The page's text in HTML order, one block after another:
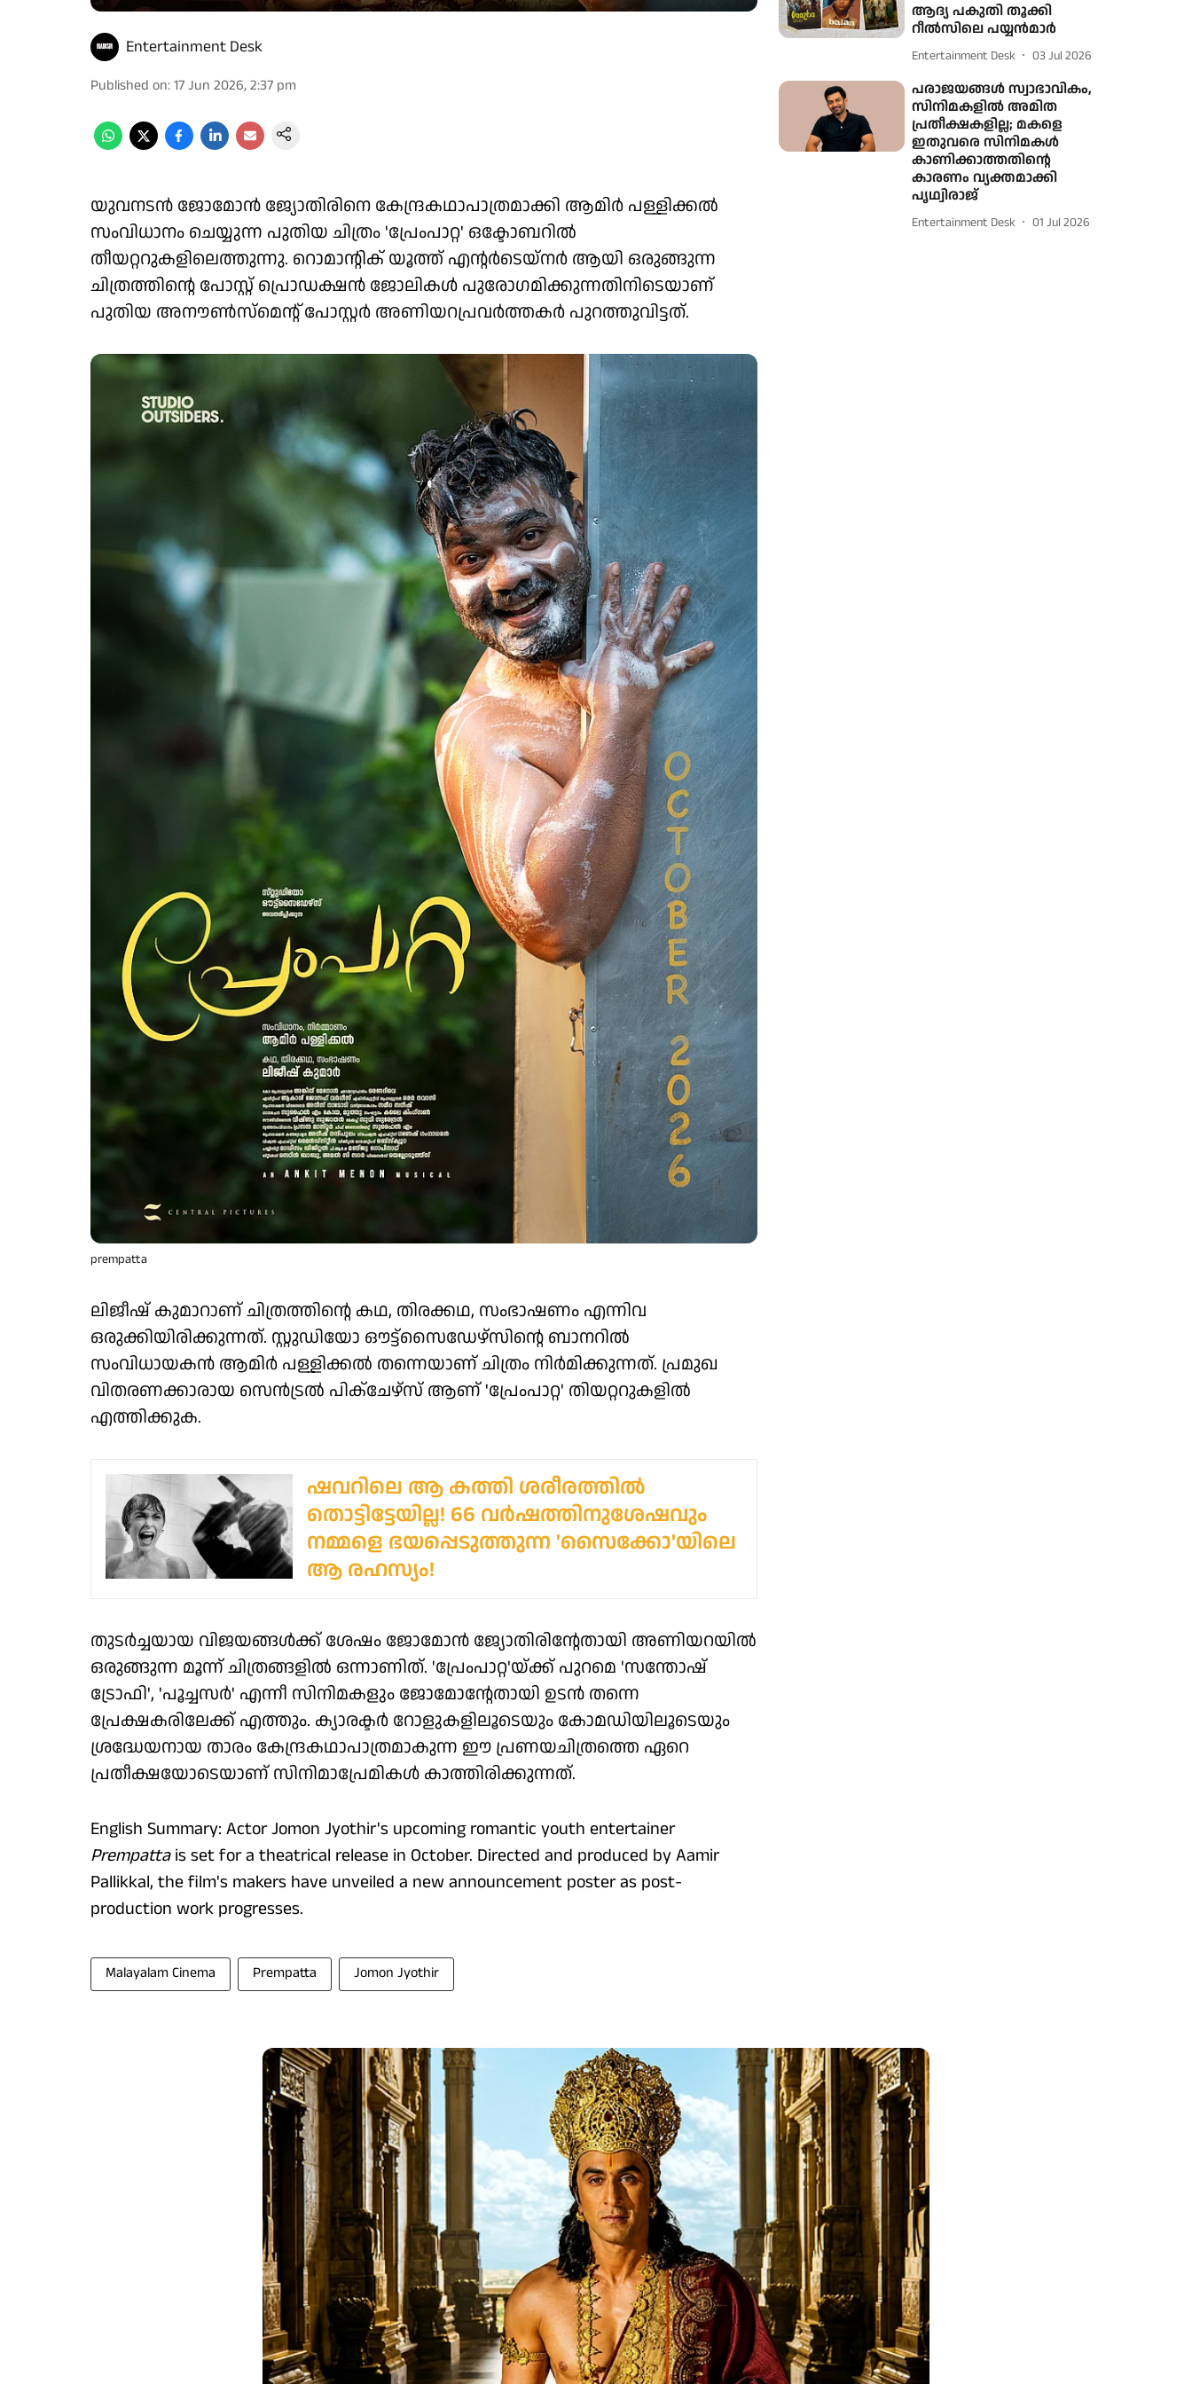
Entertainment Desk
Published on:17 Jun 2026, 2:37 pm
യുവനടൻ ജോമോൻ ജ്യോതിരിനെ കേന്ദ്രകഥാപാത്രമാക്കി ആമിർ പള്ളിക്കൽ
സംവിധാനം ചെയ്യുന്ന പുതിയ ചിത്രം 'പ്രേംപാറ്റ' ഒക്ടോബറിൽ
തീയറ്ററുകളിലെത്തുന്നു. റൊമാന്റിക് യൂത്ത് എന്റർടെയ്നർ ആയി ഒരുങ്ങുന്ന
ചിത്രത്തിന്റെ പോസ്റ്റ് പ്രൊഡക്ഷൻ ജോലികൾ പുരോഗമിക്കുന്നതിനിടെയാണ്
പുതിയ അനൗൺസ്മെന്റ് പോസ്റ്റർ അണിയറപ്രവർത്തകർ പുറത്തുവിട്ടത്.
prempatta
ലിജീഷ് കുമാറാണ് ചിത്രത്തിന്റെ കഥ, തിരക്കഥ, സംഭാഷണം എന്നിവ
ഒരുക്കിയിരിക്കുന്നത്. സ്റ്റുഡിയോ ഔട്ട്‌സൈഡേഴ്‌സിന്റെ ബാനറിൽ
സംവിധായകൻ ആമിർ പള്ളിക്കൽ തന്നെയാണ് ചിത്രം നിർമിക്കുന്നത്. പ്രമുഖ
വിതരണക്കാരായ സെൻട്രൽ പിക്‌ചേഴ്‌സ് ആണ് 'പ്രേംപാറ്റ' തിയറ്ററുകളിൽ
എത്തിക്കുക.
ഷവറിലെ ആ കത്തി ശരീരത്തില്‍
തൊട്ടിട്ടേയില്ല! 66 വര്‍ഷത്തിനുശേഷവും
നമ്മളെ ഭയപ്പെടുത്തുന്ന 'സൈക്കോ'യിലെ
ആ രഹസ്യം!
തുടർച്ചയായ വിജയങ്ങൾക്ക് ശേഷം ജോമോൻ ജ്യോതിരിന്റേതായി അണിയറയിൽ
ഒരുങ്ങുന്ന മൂന്ന് ചിത്രങ്ങളിൽ ഒന്നാണിത്. 'പ്രേംപാറ്റ'യ്ക്ക് പുറമെ 'സന്തോഷ്
ട്രോഫി', 'പൂച്ചസർ' എന്നീ സിനിമകളും ജോമോന്റേതായി ഉടൻ തന്നെ
പ്രേക്ഷകരിലേക്ക് എത്തും. ക്യാരക്ടർ റോളുകളിലൂടെയും കോമഡിയിലൂടെയും
ശ്രദ്ധേയനായ താരം കേന്ദ്രകഥാപാത്രമാകുന്ന ഈ പ്രണയചിത്രത്തെ ഏറെ
പ്രതീക്ഷയോടെയാണ് സിനിമാപ്രേമികൾ കാത്തിരിക്കുന്നത്.
English Summary: Actor Jomon Jyothir's upcoming romantic youth entertainer
Prempattais set for a theatrical release in October. Directed and produced by Aamir
Pallikkal, the film's makers have unveiled a new announcement poster as post-
production work progresses.
Malayalam Cinema Prempatta Jomon Jyothir
ആദ്യ പകുതി തൂക്കി
റീല്‍സിലെ പയ്യന്‍മാര്‍
Entertainment Desk 03 Jul 2026
പരാജയങ്ങൾ സ്വാഭാവികം,
സിനിമകളിൽ അമിത
പ്രതീക്ഷകളില്ല; മകളെ
ഇതുവരെ സിനിമകൾ
കാണിക്കാത്തതിന്റെ
കാരണം വ്യക്തമാക്കി
പൃഥ്വിരാജ്
Entertainment Desk 01 Jul 2026